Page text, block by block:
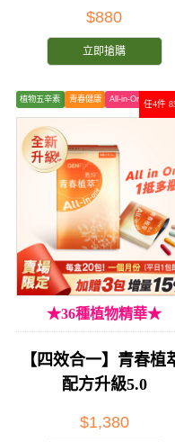
$880
立即搶購
任4件
植物五辛素 青春健康 All-in-One
★36種植物精華★
【四效合一】青春植
配方升級5.0
$1,380